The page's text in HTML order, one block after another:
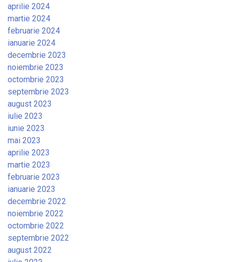
aprilie 2024
martie 2024
februarie 2024
ianuarie 2024
decembrie 2023
noiembrie 2023
octombrie 2023
septembrie 2023
august 2023
iulie 2023
iunie 2023
mai 2023
aprilie 2023
martie 2023
februarie 2023
ianuarie 2023
decembrie 2022
noiembrie 2022
octombrie 2022
septembrie 2022
august 2022